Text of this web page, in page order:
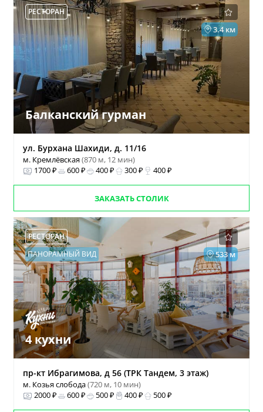
РЕСТОРАН
3.4 км
Балканский гурман
ул. Бурхана Шахиди, д. 11/16
м. Кремлёвская(870 м, 12 мин)
1700 ₽
600 ₽ 400 ₽ 300 ₽ 400 ₽
ЗАКАЗАТЬ СТОЛИК
РЕСТОРАН
533 м
ПАНОРАМНЫЙ ВИД
4 кухни
пр-кт Ибрагимова, д 56 (ТРК Тандем, 3 этаж)
м. Козья слобода(720 м, 10 мин)
2000 ₽
600 ₽ 500 ₽ 400 ₽ 500 ₽